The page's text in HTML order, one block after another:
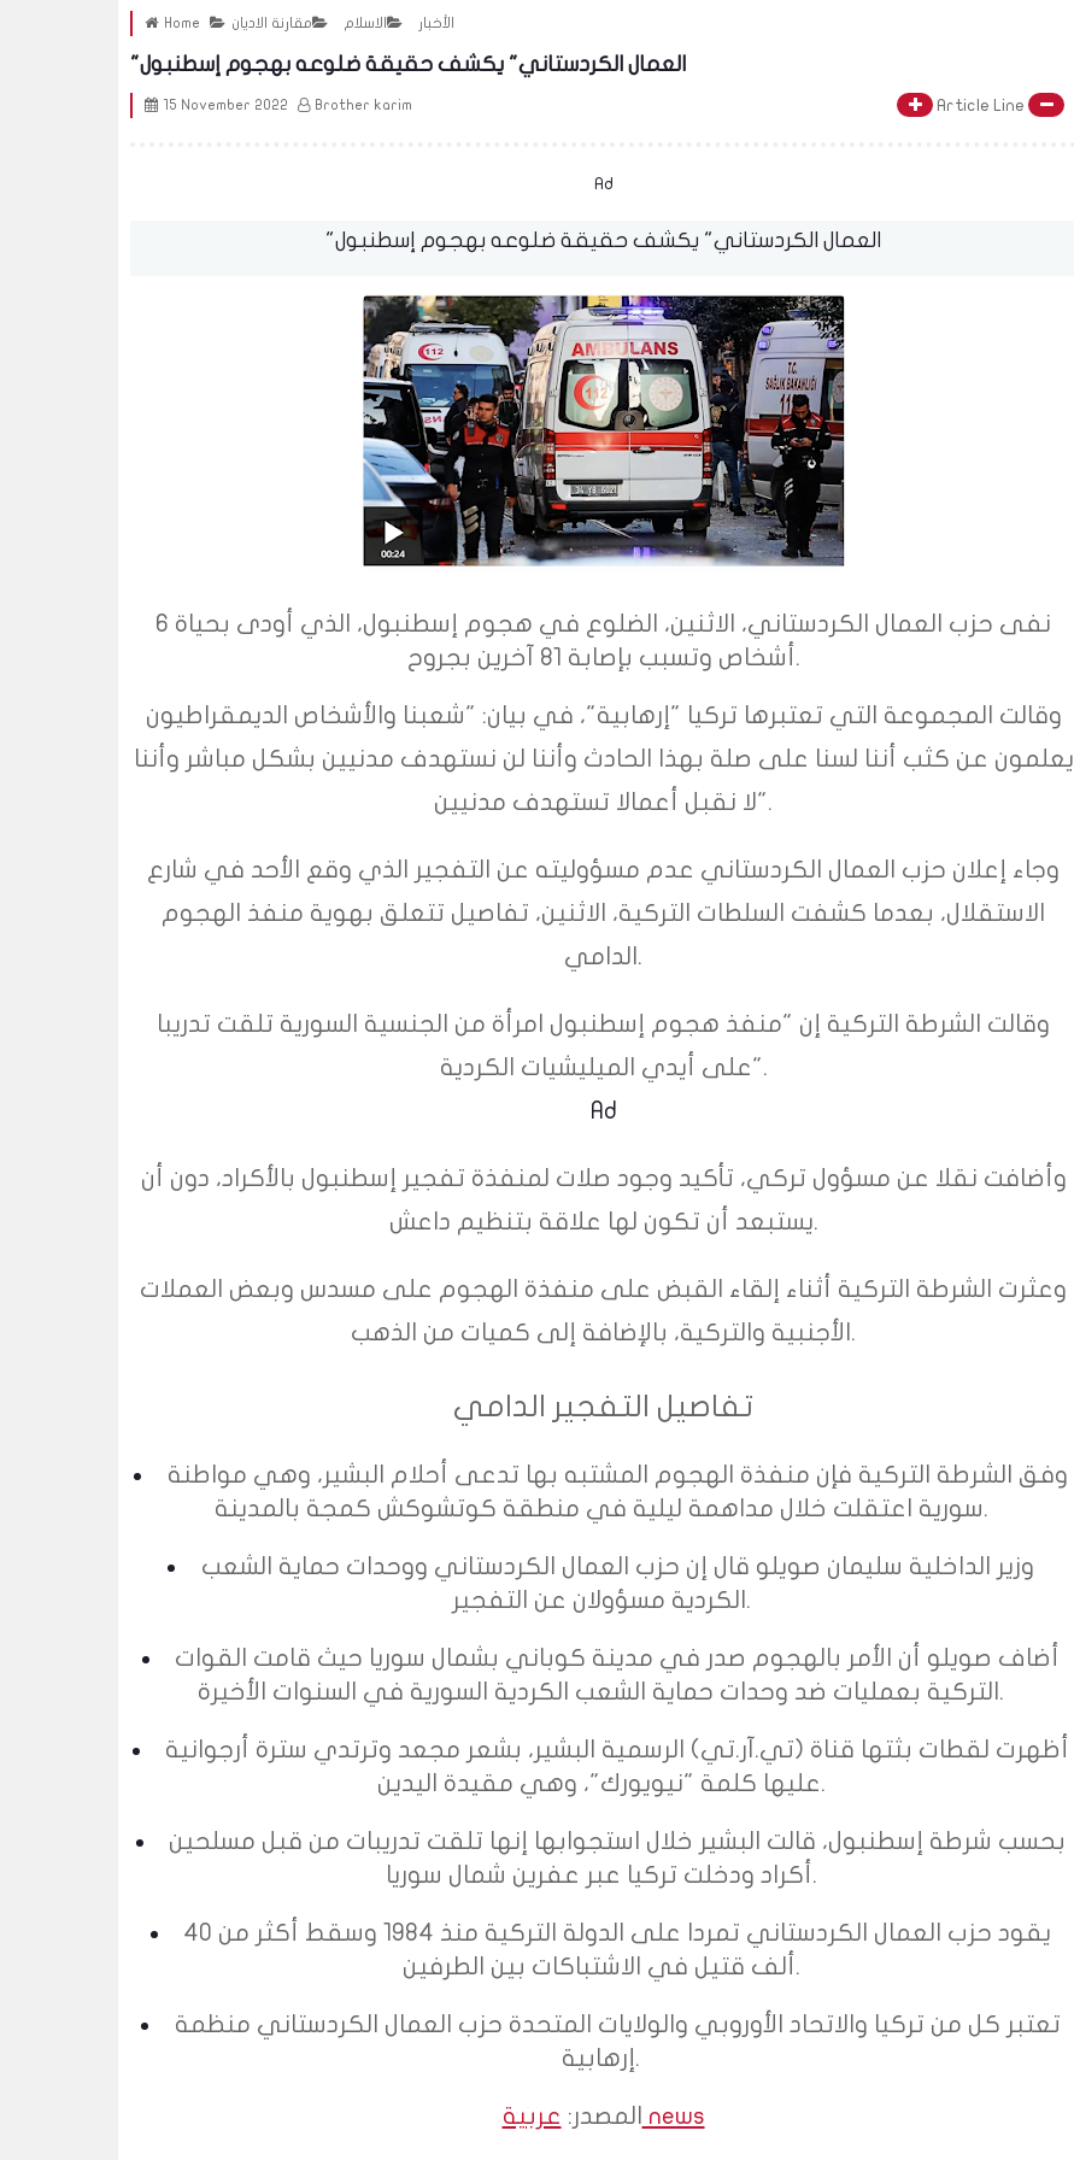
Home الأخبار الاسلام مقارنة الاديان
"العمال الكردستاني" يكشف حقيقة ضلوعه بهجوم إسطنبول
15 November 2022 Brother karim Article Line
Ad
"العمال الكردستاني" يكشف حقيقة ضلوعه بهجوم إسطنبول
نفى حزب العمال الكردستاني، الاثنين، الضلوع في هجوم إسطنبول، الذي أودى بحياة 6
أشخاص وتسبب بإصابة 81 آخرين بجروح.
وقالت المجموعة التي تعتبرها تركيا "إرهابية"، في بيان: "شعبنا والأشخاص الديمقراطيون
يعلمون عن كثب أننا لسنا على صلة بهذا الحادث وأننا لن نستهدف مدنيين بشكل مباشر وأننا
لا نقبل أعمالا تستهدف مدنيين".
وجاء إعلان حزب العمال الكردستاني عدم مسؤوليته عن التفجير الذي وقع الأحد في شارع
الاستقلال، بعدما كشفت السلطات التركية، الاثنين، تفاصيل تتعلق بهوية منفذ الهجوم
الدامي.
وقالت الشرطة التركية إن "منفذ هجوم إسطنبول امرأة من الجنسية السورية تلقت تدريبا
على أيدي الميليشيات الكردية".
Ad
وأضافت نقلا عن مسؤول تركي، تأكيد وجود صلات لمنفذة تفجير إسطنبول بالأكراد، دون أن
يستبعد أن تكون لها علاقة بتنظيم داعش.
وعثرت الشرطة التركية أثناء إلقاء القبض على منفذة الهجوم على مسدس وبعض العملات
الأجنبية والتركية، بالإضافة إلى كميات من الذهب.
تفاصيل التفجير الدامي
وفق الشرطة التركية فإن منفذة الهجوم المشتبه بها تدعى أحلام البشير، وهي مواطنة
سورية اعتقلت خلال مداهمة ليلية في منطقة كوتشوكش كمجة بالمدينة.
وزير الداخلية سليمان صويلو قال إن حزب العمال الكردستاني ووحدات حماية الشعب
الكردية مسؤولان عن التفجير.
أضاف صويلو أن الأمر بالهجوم صدر في مدينة كوباني بشمال سوريا حيث قامت القوات
التركية بعمليات ضد وحدات حماية الشعب الكردية السورية في السنوات الأخيرة.
أظهرت لقطات بثتها قناة (تي.آر.تي) الرسمية البشير، بشعر مجعد وترتدي سترة أرجوانية
عليها كلمة "نيويورك"، وهي مقيدة اليدين.
بحسب شرطة إسطنبول، قالت البشير خلال استجوابها إنها تلقت تدريبات من قبل مسلحين
أكراد ودخلت تركيا عبر عفرين شمال سوريا.
يقود حزب العمال الكردستاني تمردا على الدولة التركية منذ 1984 وسقط أكثر من 40
ألف قتيل في الاشتباكات بين الطرفين.
تعتبر كل من تركيا والاتحاد الأوروبي والولايات المتحدة حزب العمال الكردستاني منظمة
إرهابية.
المصدر: عربية news